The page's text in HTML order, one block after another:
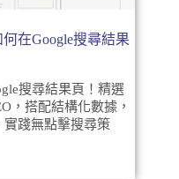
在Google搜尋結果
搜尋結果頁！精選
，搭配結構化數據，
實踐無點擊搜尋策